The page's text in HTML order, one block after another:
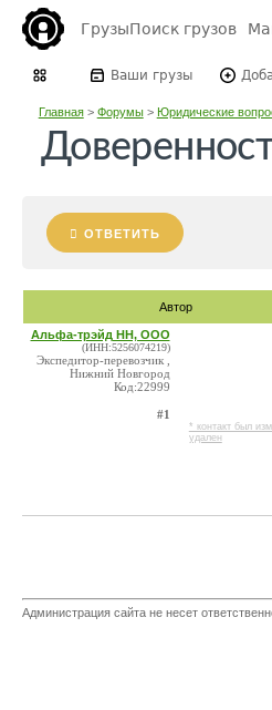
ГрузыПоиск грузов
Ваши грузы
Главная> Форумы> Юридические
ОТВЕТИТЬ
Автор
Альфа-трэйд НН, ООО
(ИНН:5256074219)
Экспедитор-перевозчик ,
Нижний Новгород
Код:22999
#1
* контакт был
удален
Администрация сайта не несет